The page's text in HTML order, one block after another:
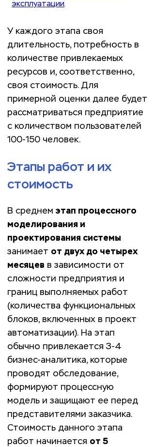
эксплуатации.
У каждого этапа своя
длительность, потребность в
количестве привлекаемых
ресурсов и, соответственно,
своя стоимость. Для
примерной оценки далее будет
рассматриваться предприятие
с количеством пользователей
100-150 человек.
Этапы работ и их
стоимость
В среднем этап процессного
моделирования и
проектирования системы
занимает от двух до четырех
месяцев в зависимости от
сложности предприятия и
границ выполняемых работ
(количества функциональных
блоков, включенных в проект
автоматизации). На этап
обычно привлекается 3-4
бизнес-аналитика, которые
проводят обследование,
формируют процессную
модель и защищают ее перед
представителями заказчика.
Стоимость данного этапа
работ начинается от 5